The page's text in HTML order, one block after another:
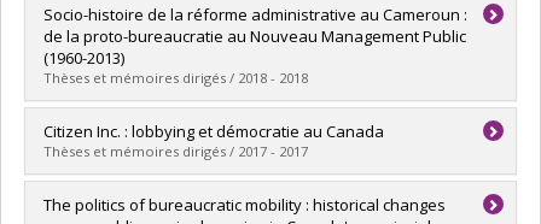
Graduate :St-Georges, Simon
Cycle :Master's
Grade :M.A.
Lien vers le document dans Papyrus
Socio-histoire de la réforme administrative au Cameroun :
de la proto-bureaucratie au Nouveau Management Public
(1960-2013)
Thèses et mémoires dirigés / 2018 - 2018
Graduate : Tamekou Tsowa, Raoul
Cycle : Doctoral
Grade :Ph. D.
Lien vers le document dans Papyrus
Citizen Inc. : lobbying et démocratie au Canada
Thèses et mémoires dirigés / 2017 - 2017
Graduate :Boucher, Maxime
The politics of bureaucratic mobility : historical changes